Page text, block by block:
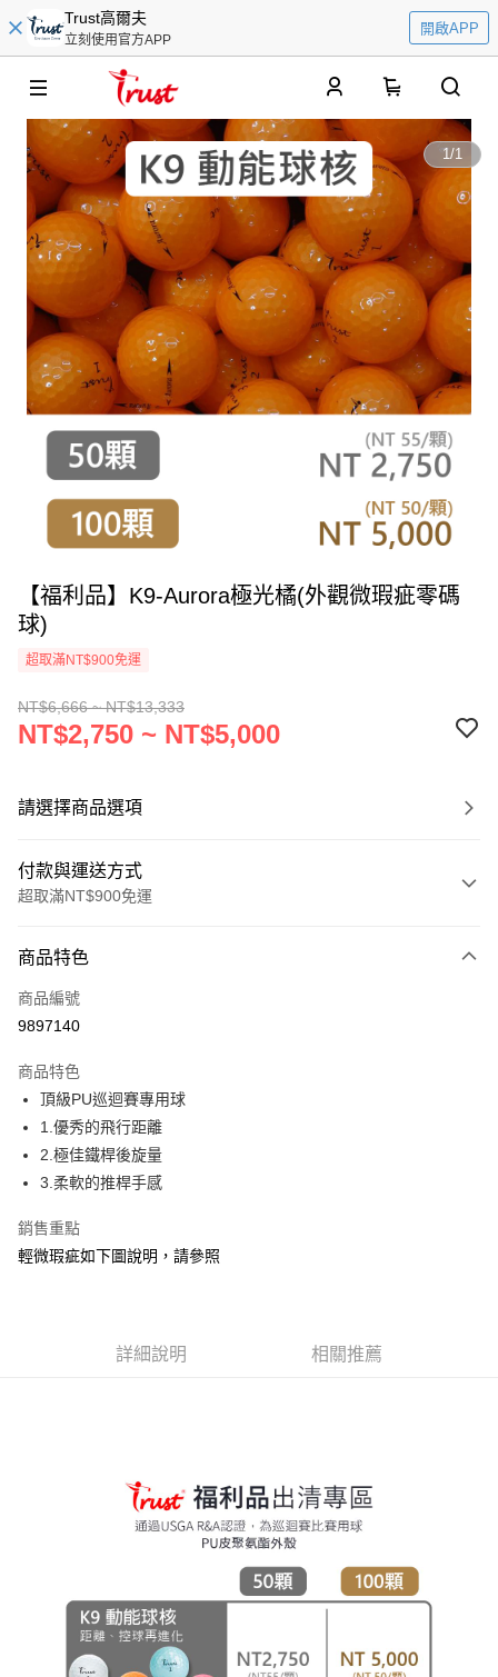
Trust高爾夫
立刻使用官方APP
開啟APP
1/1
【福利品】K9-Aurora極光橘(外觀微瑕疵零碼
球)
超取滿NT$900免運
NT$6,666 ~ NT$13,333
NT$2,750 ~ NT$5,000
請選擇商品選項
付款與運送方式
超取滿NT$900免運
信用卡一次付款
超商取貨付款
街口支付
悠遊付
AFTEE先享後付
【關於「AFTEE先享後付」】
AFTEE先享後付是「在收到商品之後才付款」的支付方式。 讓您購物簡單
便利好安心！
※ 請注意：結帳手續完成當下不需立刻繳費，但若您需要取消訂單，請聯絡
購買商品的店家。未經商家同意取消之訂單仍視為有效，需透過AFTEE先享
後付繳納相關費用。
※ 交易是否成功請以「AFTEE先享後付 」之結帳頁面顯示為準，若有關於
是否繳費成功／繳費後需取消欲退款等相關疑問，請聯繫「AFTEE先享後付
https://netprotections.freshdesk.com/support/home
【注意事項】
１．透過由恩沛科技股份有限公司提供之「AFTEE先享後付」服務完成之交
易，需依本服務之必要範圍內提供個人資料，並將交易相關給付款項請求債
ATM付款
每筆NT$150，滿NT$900(含以上)免運費
每筆NT$100，滿NT$900(含以上)免運費
每筆NT$150，滿NT$900(含以上)免運費
貨到付款
商品特色
商品編號
9897140
商品特色
頂級PU巡迴賽專用球
1.優秀的飛行距離
2.極佳鐵桿後旋量
3.柔軟的推桿手感
銷售重點
輕微瑕疵如下圖說明，請參照
詳細說明 相關推薦